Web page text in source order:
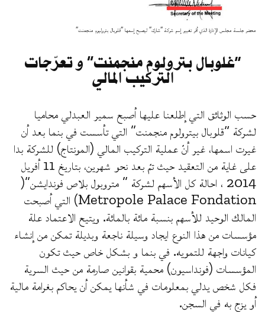
محضر جلسة مجلس الإدارة الذي أقر تغيير إسم شركة “شارك” ليصبح إسمها “قلوبال بتروليوم منجمنت”
“غلوبال بترولوم منجمنت” و تعرّجات
التركيب المالي
حسب الوثائق التي إطلعنا عليها أصبح سمير العبدلي محاميا
لشركة “قلوبال بيترولوم منجمنت” التي تأسست في بنما بعد أن
غيرت اسمها، غير أنّ عملية التركيب المالي (المونتاج) للشركة بدا
على غاية من التعقيد حيث تمّ بعد نحو شهرين، بتاريخ 11 أفريل
2014 ، احالة كل الأسهم لشركة ” متروبول بلاص فوندايشن”(
Metropole Palace Fondation) التي أصبحت
المالك الوحيد للأسهم بنسبة مائة بالمائة. ويتيح الاعتماد علة
مؤسسات من هذا النوع ايجاد وسيلة ناجعة وبديلة تمكن من إنشاء
كيانات واجهة للتمويه. في بنما و بشكل خاص حيث تكون
المؤسسات (فونداسيون) محمية بقوانين صارمة من حيث السرية
فكل شخص يدلي بمعلومات في شأنها يمكن أن يحاكم بغرامة مالية
أو يزج به في السجن.